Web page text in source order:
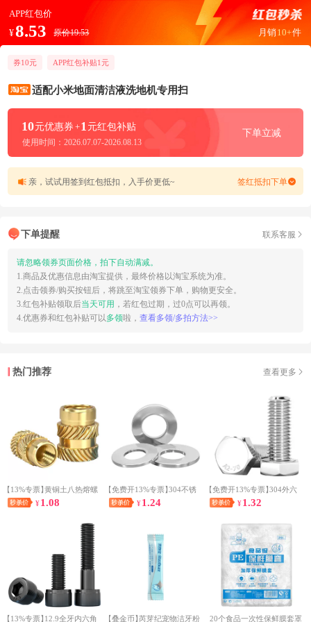
APP红包价
¥8.53 原价19.53 月销 10+件
券10元 APP红包补贴1元
适配小米地面清洁液洗地机专用扫
10元优惠券 +1 元红包补贴
使用时间：2026.07.07-2026.08.13
下单立减
亲，试试用签到红包抵扣，入手价更低~ 签红抵扣下单
下单提醒 联系客服
请忽略领券页面价格，拍下自动满减。
1.商品及优惠信息由淘宝提供，最终价格以淘宝系统为准。
2.点击领券/购买按钮后，将跳至淘宝领券下单，购物更安全。
3.红包补贴领取后当天可用 ，若红包过期，过0点可以再领。
4.优惠券和红包补贴可以多领啦， 查看多领/多拍方法>>
热门推荐 查看更多
【13%专票】黄铜土八热熔螺
母
¥1.08
【免费开13%专票】304不锈
钢平垫
¥1.24
【免费开13%专票】304外六
角螺丝 ¥1.32
【13%专票】12.9全牙内六角 【叠金币】芮芽纪宠物洁牙粉 20个食品一次性保鲜膜套罩